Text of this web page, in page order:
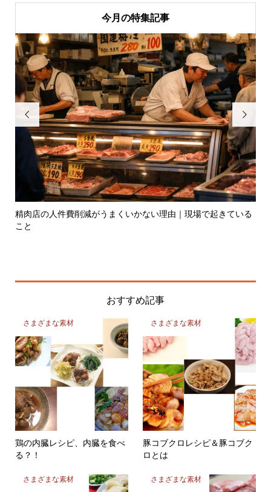
今月の特集記事

昔はなぜ肉屋は儲かったのか

鶏の内臓レシピ、内臓を食べ
る？！
豚コブクロレシピ＆豚コブク
ロとは